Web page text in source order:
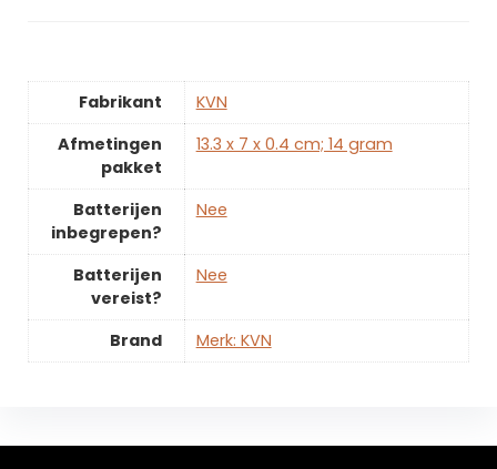
Fabrikant
‎KVN
Afmetingen
pakket
‎13.3 x 7 x 0.4 cm; 14 gram
Batterijen
inbegrepen?
‎Nee
Batterijen
vereist?
‎Nee
Brand Merk: KVN